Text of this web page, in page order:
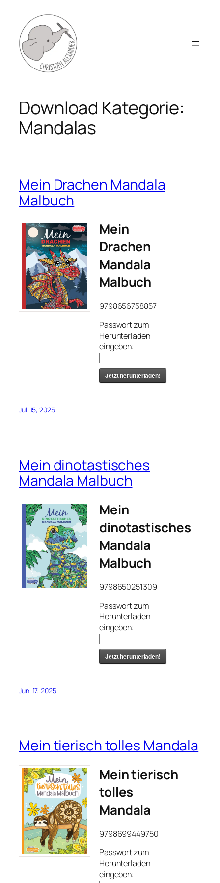
Inhalt
springen
Download Kategorie:
Mandalas
Mein Drachen Mandala
Malbuch
Mein
Drachen
Mandala
Malbuch
9798656758857
Passwort zum
Herunterladen
eingeben:
Jetzt herunterladen!
Juli 15, 2025
Mein dinotastisches
Mandala Malbuch
Mein
dinotastisches
Mandala
Malbuch
9798650251309
Passwort zum
Herunterladen
eingeben:
Jetzt herunterladen!
Juni 17, 2025
Mein tierisch tolles Mandala
Mein tierisch
tolles
Mandala
9798699449750
Passwort zum
Herunterladen
eingeben: